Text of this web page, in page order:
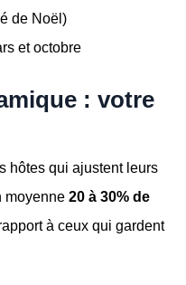
de Noël)
et octobre
: votre
hôtes qui ajustent leurs
moyenne 20 à 30% de
à ceux qui gardent